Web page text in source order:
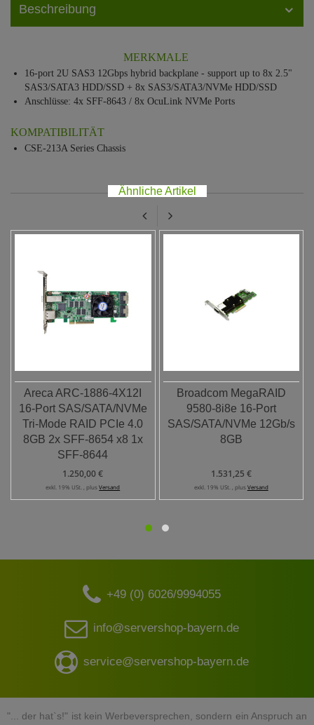
Beschreibung
MERKMALE
16-port 2U SAS3 12Gbps hybrid backplane - support up to 8x 2.5"
SAS3/SATA3 HDD/SSD + 8x SAS3/SATA3/NVMe HDD/SSD
Anschlüsse: 4x SFF-8643 / 8x OcuLink NVMe Ports
KOMPATIBILITÄT
CSE-213A Series Chassis
Ähnliche Artikel
Areca ARC-1886-4X12I
16-Port SAS/SATA/NVMe
Tri-Mode RAID PCIe 4.0
8GB 2x SFF-8654 x8 1x
SFF-8644
1.250,00 €
exkl. 19% USt. , plusVersand
Broadcom MegaRAID
9580-8i8e 16-Port
SAS/SATA/NVMe 12Gb/s
8GB
1.531,25 €
exkl. 19% USt. , plus Versand
+49 (0) 6026/9994055
info@servershop-bayern.de
service@servershop-bayern.de
"... der hat`s!" ist kein Werbeversprechen, sondern ein Anspruch an